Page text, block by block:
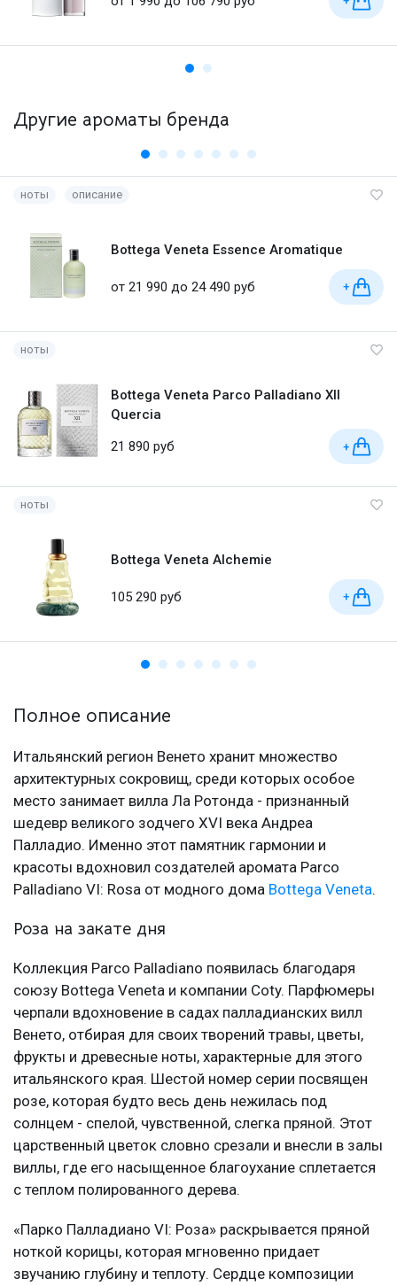
Другие ароматы бренда
ноты описание
Bottega Veneta Essence Aromatique
от 21 990 до 24 490 руб +
ноты
Bottega Veneta Parco Palladiano XII
Quercia
21 890 руб
+
ноты
Bottega Veneta Alchemie
105 290 руб +
Полное описание
Итальянский регион Венето хранит множество
архитектурных сокровищ, среди которых особое
место занимает вилла Ла Ротонда - признанный
шедевр великого зодчего XVI века Андреа
Палладио. Именно этот памятник гармонии и
красоты вдохновил создателей аромата Parco
Palladiano VI: Rosa от модного дома Bottega Veneta.
Роза на закате дня
Коллекция Parco Palladiano появилась благодаря
союзу Bottega Veneta и компании Coty. Парфюмеры
черпали вдохновение в садах палладианских вилл
Венето, отбирая для своих творений травы, цветы,
фрукты и древесные ноты, характерные для этого
итальянского края. Шестой номер серии посвящен
розе, которая будто весь день нежилась под
солнцем - спелой, чувственной, слегка пряной. Этот
царственный цветок словно срезали и внесли в залы
виллы, где его насыщенное благоухание сплетается
с теплом полированного дерева.
«Парко Палладиано VI: Роза» раскрывается пряной
ноткой корицы, которая мгновенно придает
звучанию глубину и теплоту. Сердце композиции